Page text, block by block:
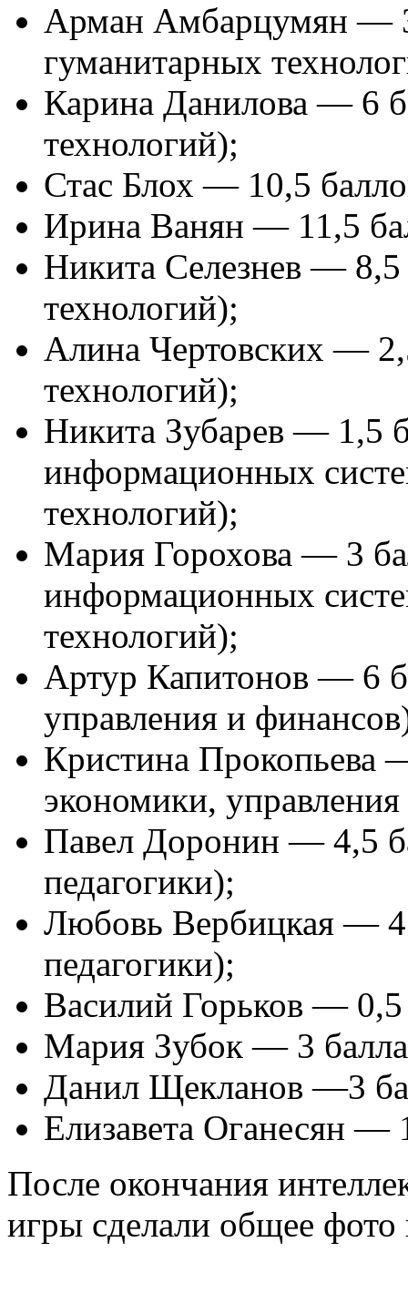
Арман Амбарцумян —
гуманитарных
Карина Данилова — 6
технологий);
Стас Блох — 10,5
Ирина Ванян — 11,5
Никита Селезнев — 8,5
технологий);
Алина Чертовских —
технологий);
Никита Зубарев — 1,5
информационных
технологий);
Мария Горохова — 3
информационных
технологий);
Артур Капитонов — 6
управления и
Кристина Прокопьева
экономики,
Павел Доронин — 4,5
педагогики);
Любовь Вербицкая — 4
педагогики);
Василий Горьков — 0,5
Мария Зубок — 3
Данил Щекланов —3
Елизавета Оганесян —
После окончания
игры сделали общее фото